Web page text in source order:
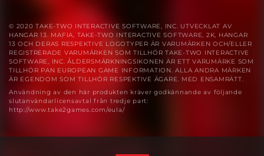
© 2020 TAKE-TWO INTERACTIVE SOFTWARE, INC. UTVECKLAT AV
HANGAR 13. MAFIA, TAKE-TWO INTERACTIVE SOFTWARE, 2K, HANGAR
13 OCH DERAS RESPEKTIVE LOGOTYPER ÄR VARUMÄRKEN OCH/ELLER
REGISTRERADE VARUMÄRKEN SOM TILLHÖR TAKE-TWO INTERACTIVE
SOFTWARE, INC. ÅLDERSMÄRKNINGSIKONEN ÄR ETT VARUMÄRKE SOM
TILLHÖR PAN EUROPEAN GAME INFORMATION. ALLA ANDRA MÄRKEN
ÄR EGENDOM SOM TILLHÖR RESPEKTIVE ÄGARE. MED ENSAMRÄTT.
Användning av den här produkten kräver godkännande av följande
slutanvändarlicensavtal från tredje part:
http://www.take2games.com/eula/